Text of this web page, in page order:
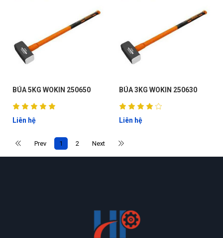
BÚA 5KG WOKIN 250650
Liên hệ
BÚA 3KG WOKIN 250630
Liên hệ
Prev 1 2 Next